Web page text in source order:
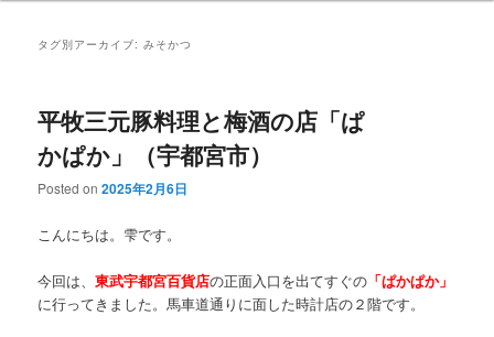
タグ別アーカイブ:みそかつ
平牧三元豚料理と梅酒の店「ぱ
かぱか」（宇都宮市）
Posted on2025年2月6日
こんにちは。雫です。
今回は、東武宇都宮百貨店の正面入口を出てすぐの 「ぱかぱか」
に行ってきました。馬車道通りに面した時計店の２階です。